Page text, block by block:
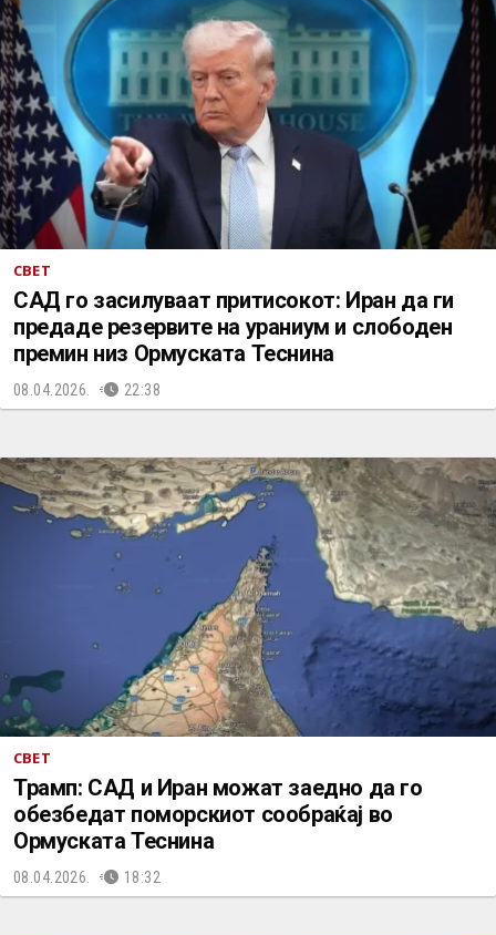
СВЕТ
САД го засилуваат притисокот: Иран да ги
предаде резервите на ураниум и слободен
премин низ Ормуската Теснина
08.04.2026. 22:38
СВЕТ
Трамп: САД и Иран можат заедно да го
обезбедат поморскиот сообраќај во
Ормуската Теснина
08.04.2026. 18:32